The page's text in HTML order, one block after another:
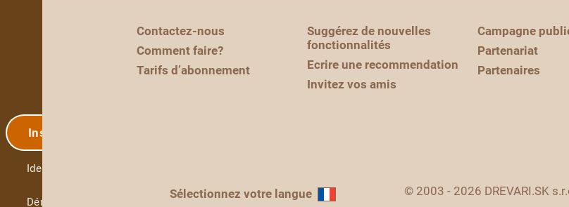
Inscription
Identification
Démo
Contactez-nous
Comment faire?
Tarifs d’abonnement
Suggérez de nouvelles
fonctionnalités
Ecrire une recommendation
Invitez vos amis
Campagne
Partenariat
Partenaires
Sélectionnez votre langue © 2003 - 2026 DREVARI.SK